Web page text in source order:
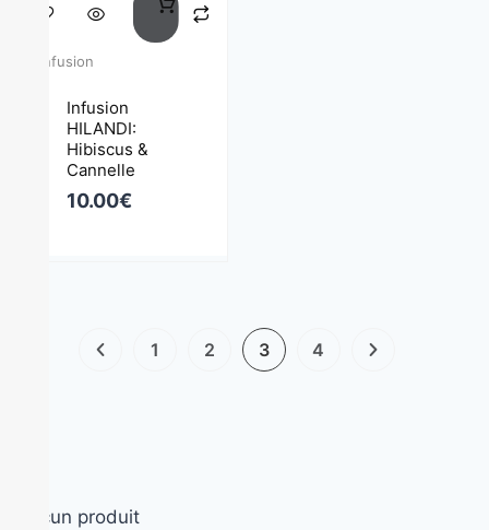
Infusion
Infusion
HILANDI:
Hibiscus &
Cannelle
10.00€
1 2 3 4
Aucun produit